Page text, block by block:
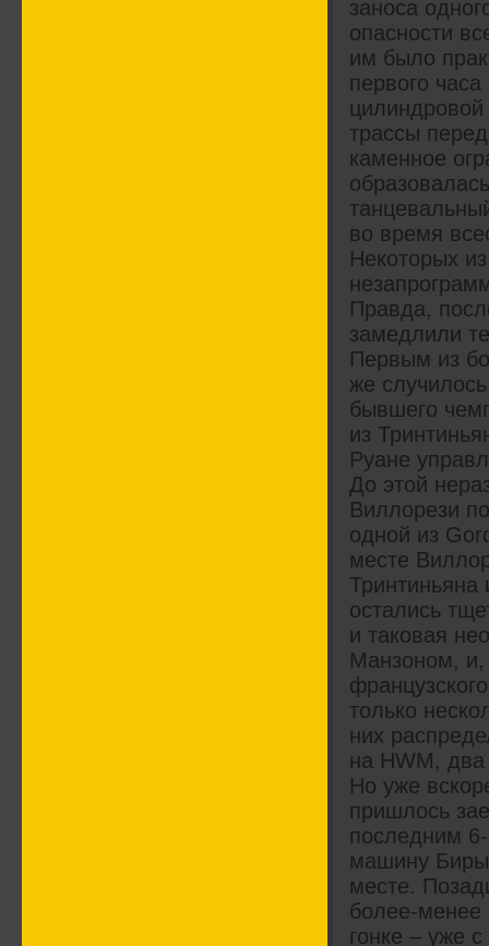
заноса
опасности
им было
первого
трассы
каменное
во время
Некоторых
Правда,
замедлили
Первым из
же
бывшего
из
Руане
До этой
Виллорези
одной из
месте
остались
и таковая
Манзоном, и,
только
них
на HWМ,
Но уже
пришлось
последним
машину
месте.
более-менее
гонке – уже